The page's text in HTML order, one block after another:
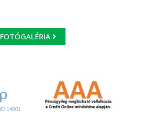
FOTÓGALÉRIA